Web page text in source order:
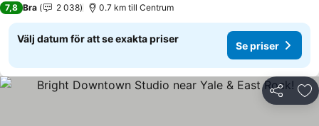
7,8 Bra 2 038 0.7 km till Centrum
Välj datum för att se exakta priser
Se priser
Dela